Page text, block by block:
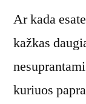
Ar kada
kažkas
kuriuos